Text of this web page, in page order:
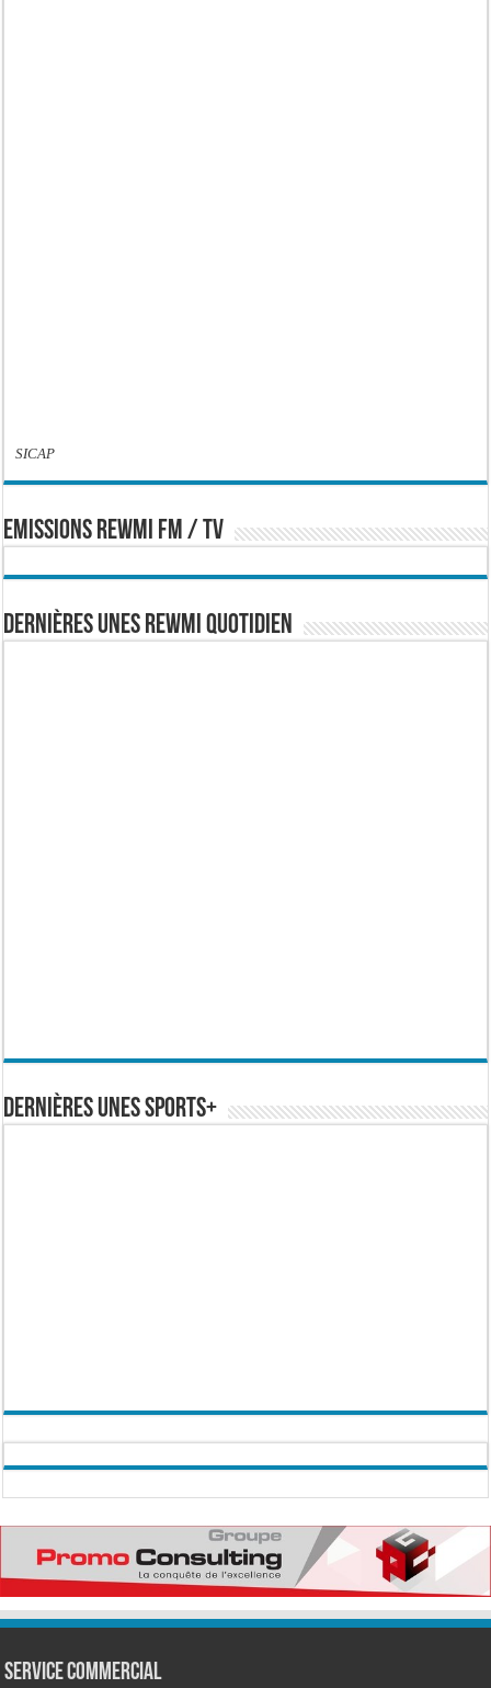
SICAP
EMISSIONS REWMI FM / TV
Dernières Unes Rewmi Quotidien
Dernières Unes Sports+
Service commercial